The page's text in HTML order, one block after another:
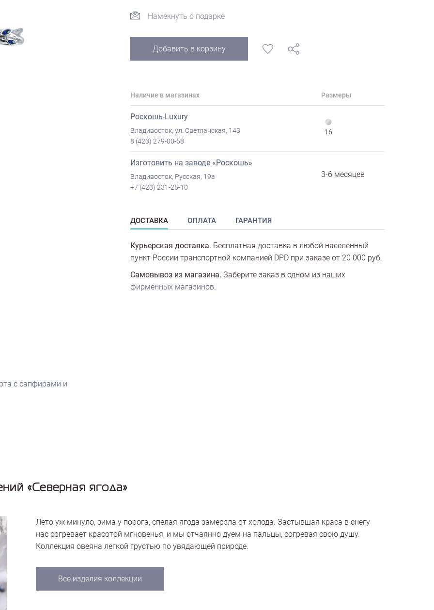
Намекнуть о подарке
Добавить в корзину
Наличие в магазинах Размеры
Роскошь-Luxury
Владивосток, ул. Светланская, 143
8 (423) 279-00-58
16
Изготовить на заводе «Роскошь»
Владивосток, Русская, 19а
+7 (423) 231-25-10
3-6 месяцев
ДОСТАВКА ОПЛАТА ГАРАНТИЯ
Курьерская доставка. Бесплатная доставка в любой населённый
пункт России транспортной компанией DPD при заказе от 20 000 руб.
Самовывоз из магазина. Заберите заказ в одном из наших
фирменных магазинов.
с сапфирами и
«Северная ягода»
Лето уж минуло, зима у порога, спелая ягода замерзла от холода. Застывшая краса в снегу
нас согревает красотой мгновенья, и мы отчаянно дуем на пальцы, согревая свою душу.
Коллекция овеяна легкой грустью по увядающей природе.
Все изделия коллекции